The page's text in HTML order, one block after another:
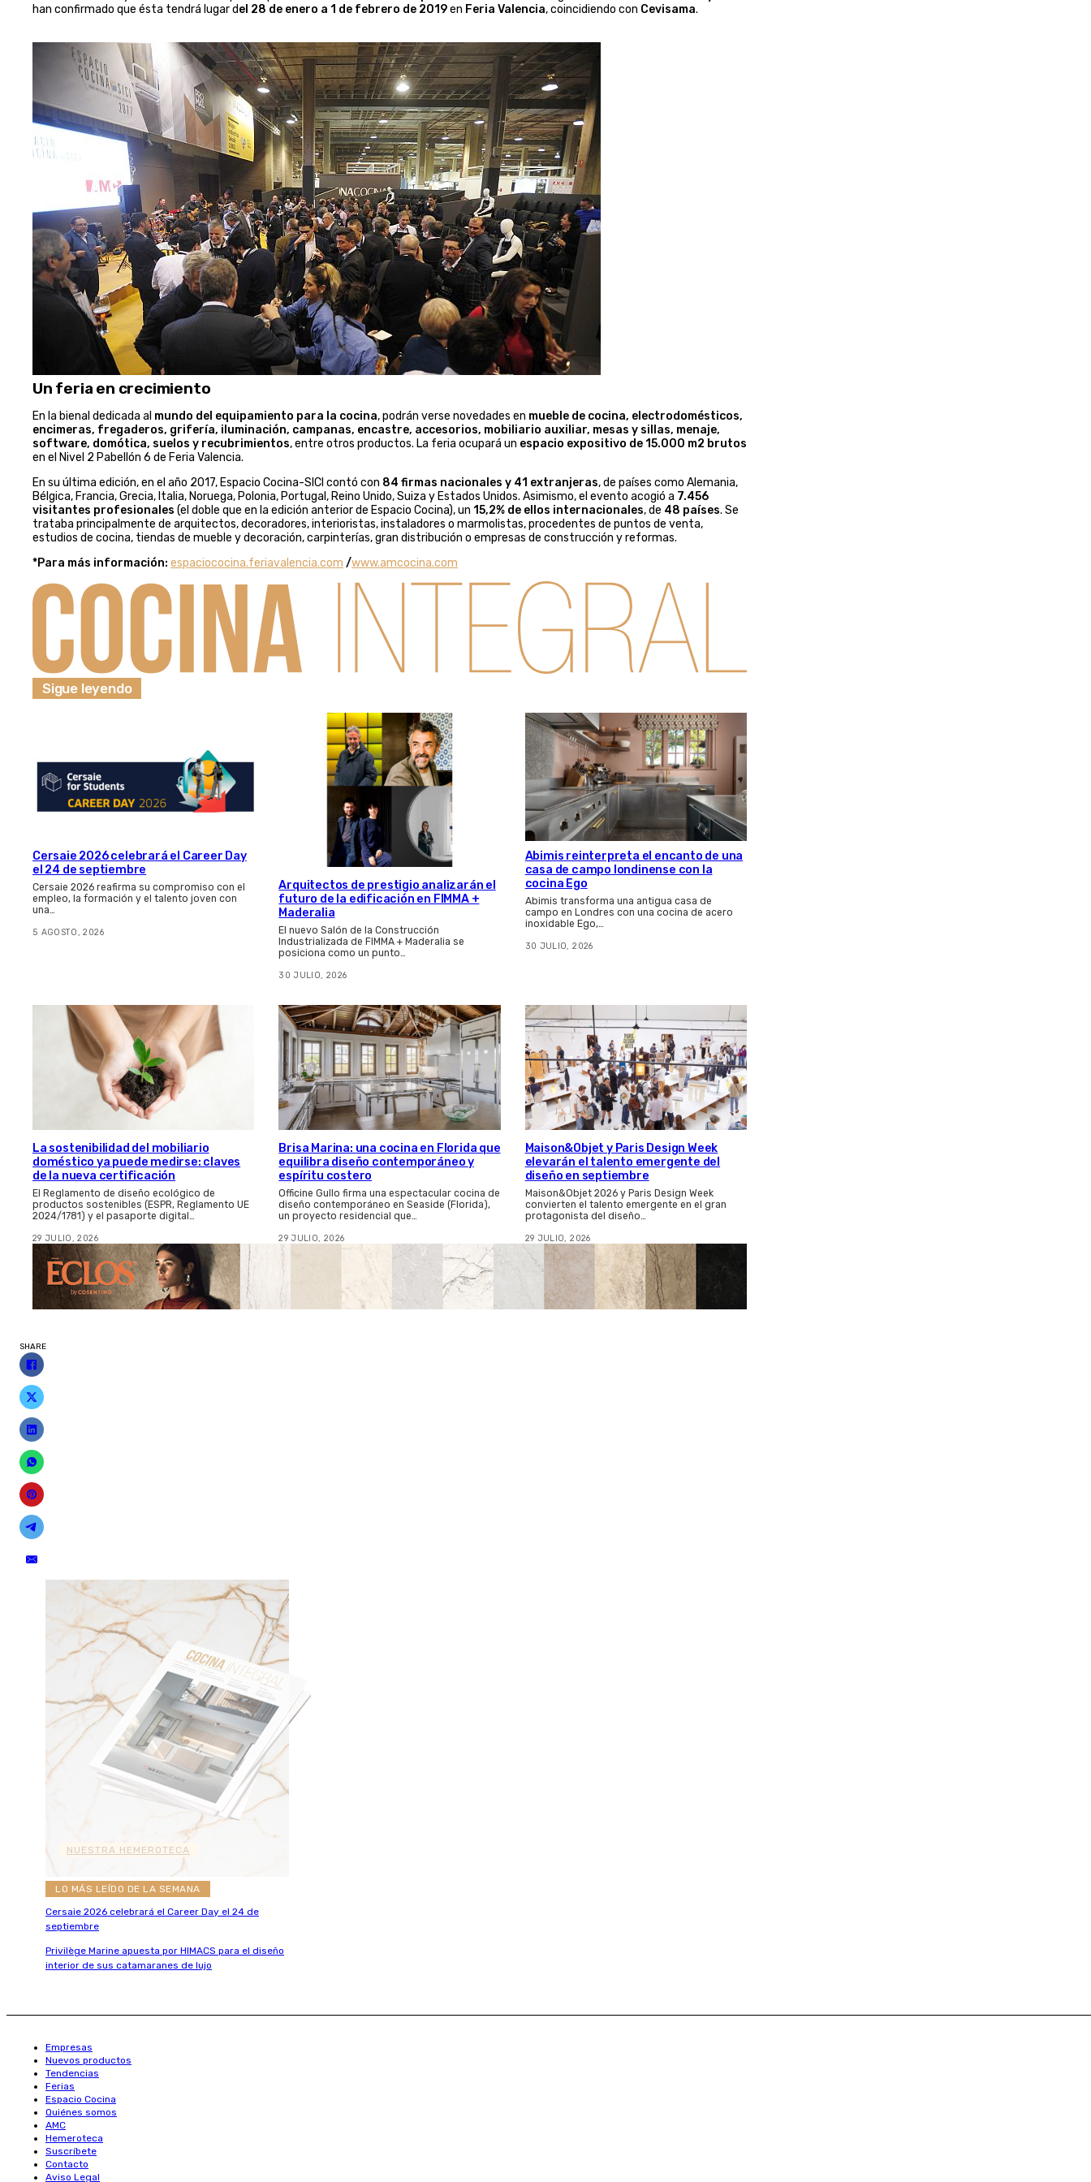
han confirmado que ésta tendrá lugar del 28 de enero a 1 de febrero de 2019en Feria Valencia, coincidiendo con Cevisama.
Un feria en crecimiento
En la bienal dedicada al mundo del equipamiento para la cocina, podrán verse novedades en mueble de cocina, electrodomésticos,
encimeras, fregaderos, grifería, iluminación, campanas, encastre, accesorios, mobiliario auxiliar, mesas y sillas, menaje,
software, domótica, suelos y recubrimientos, entre otros productos. La feria ocupará un espacio expositivo de 15.000 m2 brutos
en el Nivel 2 Pabellón 6 de Feria Valencia.
En su última edición, en el año 2017, Espacio Cocina-SICI contó con 84 firmas nacionales y 41 extranjeras, de países como Alemania,
Bélgica, Francia, Grecia, Italia, Noruega, Polonia, Portugal, Reino Unido, Suiza y Estados Unidos. Asimismo, el evento acogió a 7.456
visitantes profesionales (el doble que en la edición anterior de Espacio Cocina), un 15,2% de ellos internacionales, de 48 países. Se
trataba principalmente de arquitectos, decoradores, interioristas, instaladores o marmolistas, procedentes de puntos de venta,
estudios de cocina, tiendas de mueble y decoración, carpinterías, gran distribución o empresas de construcción y reformas.
*Para más información: espaciococina.feriavalencia.com /www.amcocina.com
Sigue leyendo
Cersaie 2026 celebrará el Career Day
el 24 de septiembre
Cersaie 2026 reafirma su compromiso con el
empleo, la formación y el talento joven con
una…
5 AGOSTO, 2026
Arquitectos de prestigio analizarán el
futuro de la edificación en FIMMA +
Maderalia
El nuevo Salón de la Construcción
Industrializada de FIMMA + Maderalia se
posiciona como un punto…
30 JULIO, 2026
Abimis reinterpreta el encanto de una
casa de campo londinense con la
cocina Ego
Abimis transforma una antigua casa de
campo en Londres con una cocina de acero
inoxidable Ego,…
30 JULIO, 2026
La sostenibilidad del mobiliario
doméstico ya puede medirse: claves
de la nueva certificación
El Reglamento de diseño ecológico de
productos sostenibles (ESPR, Reglamento UE
2024/1781) y el pasaporte digital…
29 JULIO, 2026
Brisa Marina: una cocina en Florida que
equilibra diseño contemporáneo y
espíritu costero
Officine Gullo firma una espectacular cocina de
diseño contemporáneo en Seaside (Florida),
un proyecto residencial que…
29 JULIO, 2026
Maison&Objet y Paris Design Week
elevarán el talento emergente del
diseño en septiembre
Maison&Objet 2026 y Paris Design Week
convierten el talento emergente en el gran
protagonista del diseño…
29 JULIO, 2026
SHARE
NUESTRA HEMEROTECA
LO MÁS LEÍDO DE LA SEMANA
Cersaie 2026 celebrará el Career Day el 24 de
septiembre
Privilège Marine apuesta por HIMACS para el diseño
interior de sus catamaranes de lujo
Empresas
Nuevos productos
Tendencias
Ferias
Espacio Cocina
Quiénes somos
AMC
Hemeroteca
Suscríbete
Contacto
Aviso Legal